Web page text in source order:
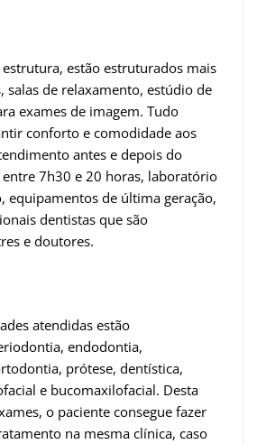
estão estruturados mais
salas de relaxamento, estúdio de
exames de imagem. Tudo
conforto e comodidade aos
antes e depois do
7h30 e 20 horas, laboratório
equipamentos de última geração,
dentistas que são
e doutores.
atendidas estão
endodontia,
prótese, dentística,
e bucomaxilofacial. Desta
o paciente consegue fazer
na mesma clínica, caso